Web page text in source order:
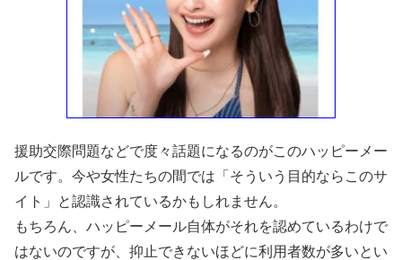
援助交際問題などで度々話題になるのがこのハッピーメー
ルです。今や女性たちの間では「そういう目的ならこのサ
イト」と認識されているかもしれません。
もちろん、ハッピーメール自体がそれを認めているわけで
はないのですが、抑止できないほどに利用者数が多いとい